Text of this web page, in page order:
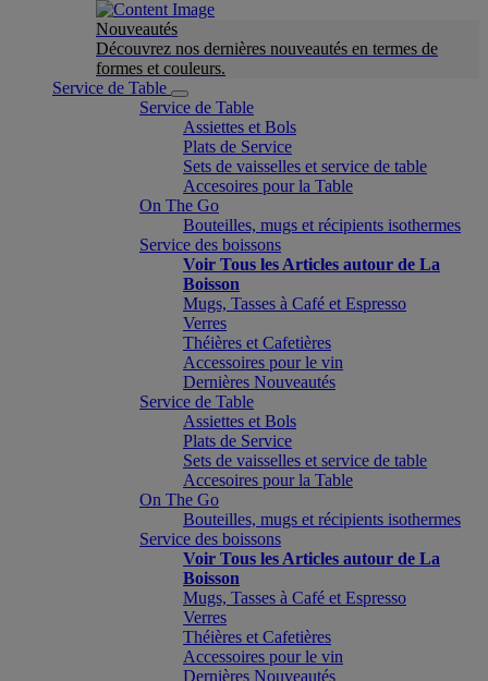
Nouveautés
Découvrez nos dernières nouveautés en termes de
formes et couleurs.
Service de Table
Service de Table
Assiettes et Bols
Plats de Service
Sets de vaisselles et service de table
Accesoires pour la Table
On The Go
Bouteilles, mugs et récipients isothermes
Service des boissons
Voir Tous les Articles autour de La
Boisson
Mugs, Tasses à Café et Espresso
Verres
Théières et Cafetières
Accessoires pour le vin
Dernières Nouveautés
Service de Table
Assiettes et Bols
Plats de Service
Sets de vaisselles et service de table
Accesoires pour la Table
On The Go
Bouteilles, mugs et récipients isothermes
Service des boissons
Voir Tous les Articles autour de La
Boisson
Mugs, Tasses à Café et Espresso
Verres
Théières et Cafetières
Accessoires pour le vin
Dernières Nouveautés